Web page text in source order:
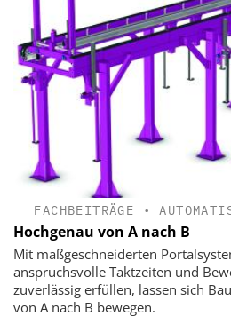
FACHBEITRÄGE •
Hochgenau von A nach B
Mit maßgeschneiderten
anspruchsvolle Taktzeiten und
zuverlässig erfüllen, lassen sich
von A nach B bewegen.